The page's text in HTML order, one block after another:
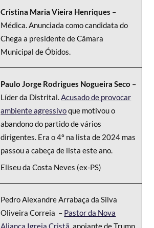
Cristina Maria Vieira Henriques –
Médica. Anunciada como candidata do
Chega a presidente de Câmara
Municipal de Óbidos.
Paulo Jorge Rodrigues Nogueira Seco –
Líder da Distrital.Acusado de provocar
ambiente agressivoque motivou o
abandono do partido de vários
dirigentes. Era o 4º na lista de 2024 mas
passou a cabeça de lista este ano.
Eliseu da Costa Neves (ex-PS)
Pedro Alexandre Arrabaça da Silva
Oliveira Correia – Pastor da Nova
Aliança Igreja Cristã, apoiante de Trump